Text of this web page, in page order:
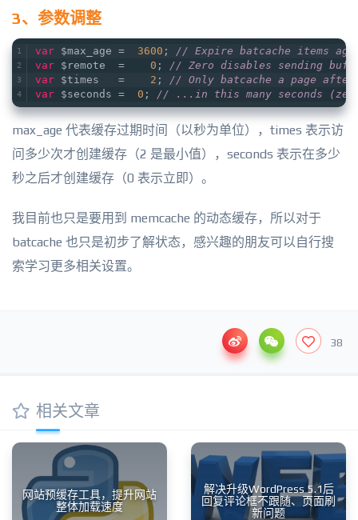
3、参数调整
var $max_age = 3600 ; // Expire batcache items
var $remote  = 0 ; // Zero disables sending
var $times   = 2 ; // Only batcache a page
var $seconds = 0 ; // ...in this many seconds
max_age 代表缓存过期时间（以秒为单位），times 表示访
问多少次才创建缓存（2 是最小值），seconds 表示在多少
秒之后才创建缓存（0 表示立即）。
我目前也只是要用到 memcache 的动态缓存，所以对于
batcache 也只是初步了解状态，感兴趣的朋友可以自行搜
索学习更多相关设置。
38
相关文章
网站预缓存工具，提升网站
整体加载速度
解决升级WordPress 5.1后
回复评论框不跟随、页面刷
新问题